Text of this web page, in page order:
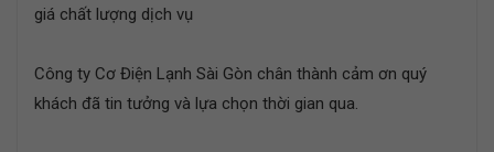
giá chất lượng dịch vụ
Công ty Cơ Điện Lạnh Sài Gòn chân thành cảm ơn quý
khách đã tin tưởng và lựa chọn thời gian qua.